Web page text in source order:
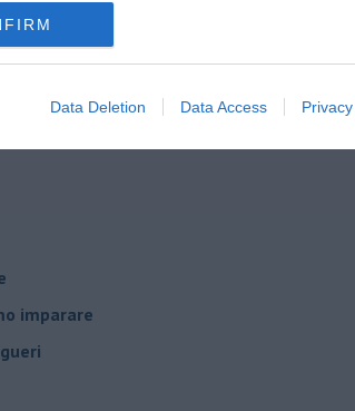
Data Deletion Data Access
imparare